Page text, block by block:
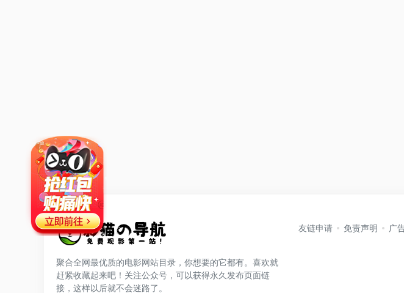
聚合全网最优质的电影网站目录，你想要的它都有。喜欢就
赶紧收藏起来吧！关注公众号，可以获得永久发布页面链
接，这样以后就不会迷路了。
友链申请 免责声明 广